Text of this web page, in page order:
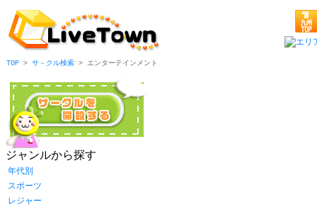
TOP > サ－クル検索 > エンターテインメント
ジャンルから探す
年代別
スポーツ
レジャー